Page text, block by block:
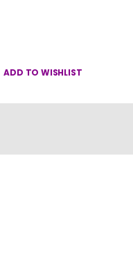
ADD TO WISHLIST